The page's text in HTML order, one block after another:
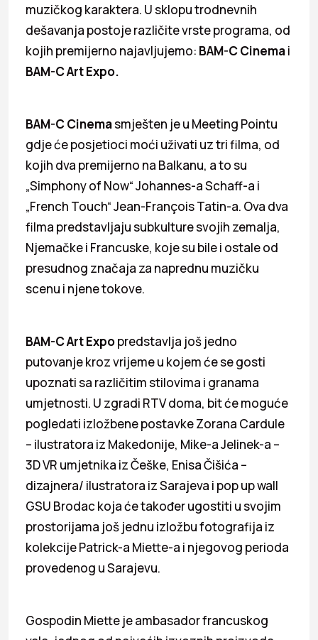
muzičkog karaktera. U sklopu trodnevnih
dešavanja postoje različite vrste programa, od
kojih premijerno najavljujemo: BAM-C Cinemai
BAM-C Art Expo.
BAM-C Cinemasmješten je u Meeting Pointu
gdje će posjetioci moći uživati uz tri filma, od
kojih dva premijerno na Balkanu, a to su
„Simphony of Now“ Johannes-a Schaff-a i
„French Touch“ Jean-François Tatin-a. Ova dva
filma predstavljaju subkulture svojih zemalja,
Njemačke i Francuske, koje su bile i ostale od
presudnog značaja za naprednu muzičku
scenu i njene tokove.
BAM-C Art Expopredstavlja još jedno
putovanje kroz vrijeme u kojem će se gosti
upoznati sa različitim stilovima i granama
umjetnosti. U zgradi RTV doma, bit će moguće
pogledati izložbene postavke Zorana Cardule
– ilustratora iz Makedonije, Mike-a Jelinek-a –
3D VR umjetnika iz Češke, Enisa Čišića –
dizajnera/ ilustratora iz Sarajeva i pop up wall
GSU Brodac koja će također ugostiti u svojim
prostorijama još jednu izložbu fotografija iz
kolekcije Patrick-a Miette-a i njegovog perioda
provedenog u Sarajevu.
Gospodin Miette je ambasador francuskog